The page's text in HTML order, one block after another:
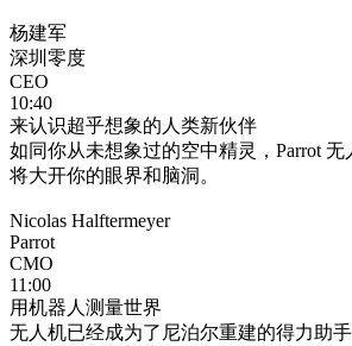
杨建军
深圳零度
CEO
10:40
来认识超乎想象的人类新伙伴
如同你从未想象过的空中精灵，Parrot
将大开你的眼界和脑洞。
Nicolas Halftermeyer
Parrot
CMO
11:00
用机器人测量世界
无人机已经成为了尼泊尔重建的得力助